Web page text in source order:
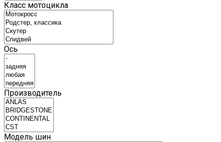
Класс мотоцикла
Ось
Производитель
Модель шин